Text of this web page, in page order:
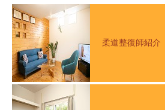
柔道整復師紹介